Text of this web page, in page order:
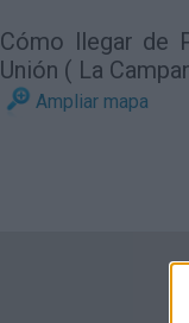
Cómo llegar de
Unión ( La
Ampliar mapa